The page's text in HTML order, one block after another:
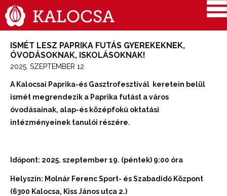
ISMÉT LESZ PAPRIKA FUTÁS GYEREKEKNEK,
ÓVODÁSOKNAK, ISKOLÁSOKNAK!
2025. SZEPTEMBER 12.
A Kalocsai Paprika-és Gasztrofesztivál keretein belül
ismét megrendezik a Paprika futást a város
óvodásainak, alap-és középfokú oktatási
intézményeinek tanulói részére.
Időpont: 2025. szeptember 19. (péntek) 9:00 óra
Helyszín: Molnár Ferenc Sport- és Szabadidő Központ
(6300 Kalocsa, Kiss János utca 2.)